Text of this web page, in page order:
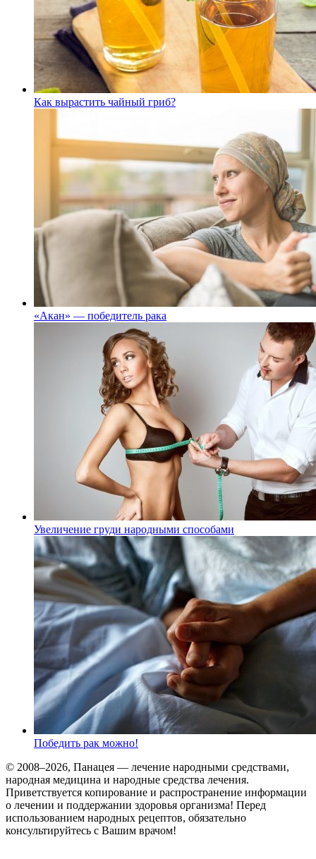
Как вырастить чайный гриб?
«Акан» — победитель рака
Увеличение груди народными способами
Победить рак можно!
© 2008–2026, Панацея — лечение народными средствами,
народная медицина и народные средства лечения.
Приветствуется копирование и распространение информации
о лечении и поддержании здоровья организма! Перед
использованием народных рецептов, обязательно
консультируйтесь с Вашим врачом!